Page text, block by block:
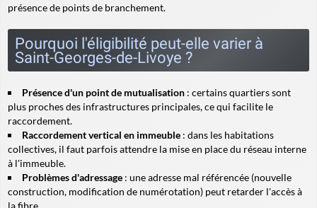
présence de points de branchement.
Pourquoi l'éligibilité peut-elle varier à
Saint-Georges-de-Livoye ?
Présence d'un point de mutualisation : certains quartiers sont
plus proches des infrastructures principales, ce qui facilite le
raccordement.
Raccordement vertical en immeuble : dans les habitations
collectives, il faut parfois attendre la mise en place du réseau interne
à l'immeuble.
Problèmes d'adressage : une adresse mal référencée (nouvelle
construction, modification de numérotation) peut retarder l'accès à
la fibre.